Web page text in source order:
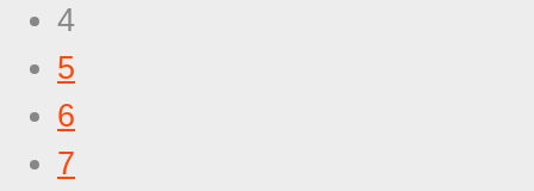
4
5
6
7